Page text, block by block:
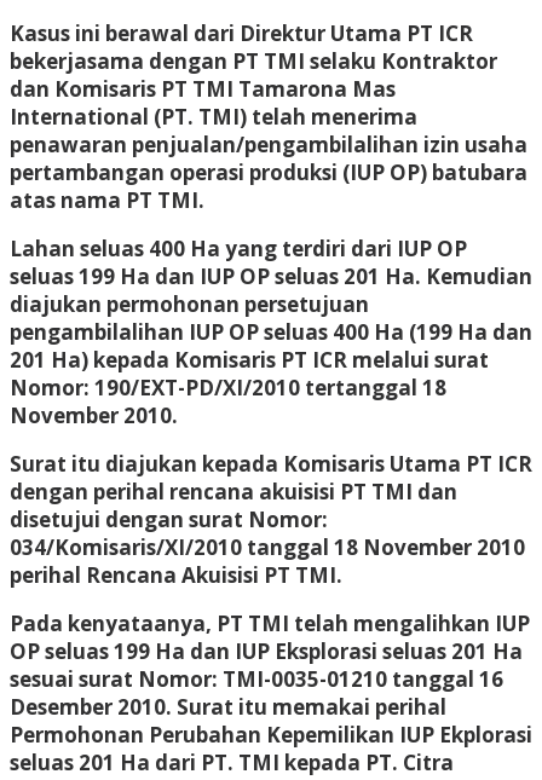
Kasus ini berawal dari Direktur Utama PT ICR
bekerjasama dengan PT TMI selaku Kontraktor
dan Komisaris PT TMI Tamarona Mas
International (PT. TMI) telah menerima
penawaran penjualan/pengambilalihan izin usaha
pertambangan operasi produksi (IUP OP) batubara
atas nama PT TMI.
Lahan seluas 400 Ha yang terdiri dari IUP OP
seluas 199 Ha dan IUP OP seluas 201 Ha. Kemudian
diajukan permohonan persetujuan
pengambilalihan IUP OP seluas 400 Ha (199 Ha dan
201 Ha) kepada Komisaris PT ICR melalui surat
Nomor: 190/EXT-PD/XI/2010 tertanggal 18
November 2010.
Surat itu diajukan kepada Komisaris Utama PT ICR
dengan perihal rencana akuisisi PT TMI dan
disetujui dengan surat Nomor:
034/Komisaris/XI/2010 tanggal 18 November 2010
perihal Rencana Akuisisi PT TMI.
Pada kenyataanya, PT TMI telah mengalihkan IUP
OP seluas 199 Ha dan IUP Eksplorasi seluas 201 Ha
sesuai surat Nomor: TMI-0035-01210 tanggal 16
Desember 2010. Surat itu memakai perihal
Permohonan Perubahan Kepemilikan IUP Ekplorasi
seluas 201 Ha dari PT. TMI kepada PT. Citra